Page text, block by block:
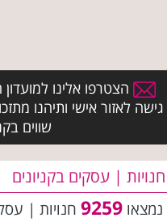
הצטרפו אלינו
גישה לאזור אישי ותיהנו
שווים
חנויות | עסקים בקניונים
נמצאו 9259 חנויות |